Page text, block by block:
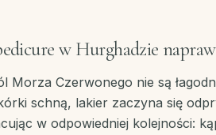
w Hurghadzie
Morza Czerwonego nie są
schną, lakier zaczyna się
w odpowiedniej kolejności: